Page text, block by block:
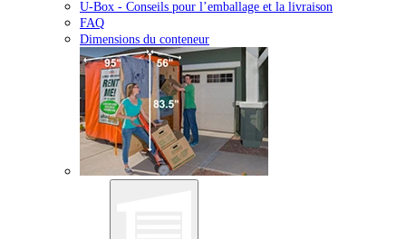
U-Box - Conseils pour l’emballage et la livraison
FAQ
Dimensions du conteneur